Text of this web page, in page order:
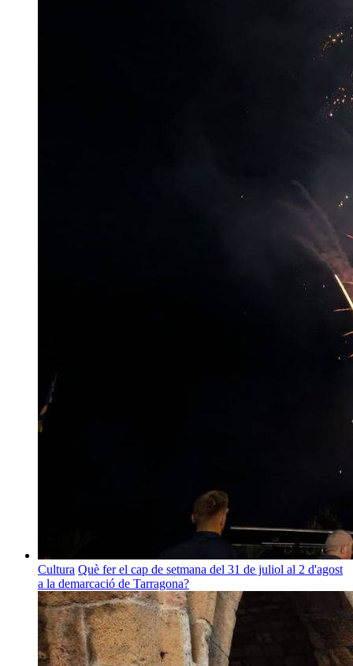
Cultura Què fer el cap de setmana del 31 de juliol al 2 d'agost
a la demarcació de Tarragona?